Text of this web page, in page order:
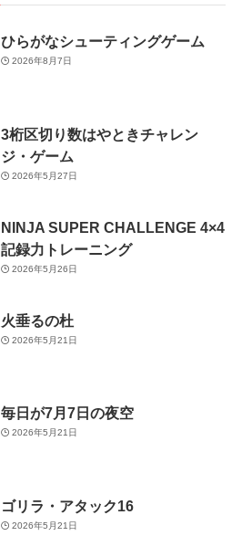
ひらがなシューティングゲーム
2026年8月7日
3桁区切り数はやときチャレン
ジ・ゲーム
2026年5月27日
NINJA SUPER CHALLENGE 4×4
記録力トレーニング
2026年5月26日
火垂るの杜
2026年5月21日
毎日が7月7日の夜空
2026年5月21日
ゴリラ・アタック16
2026年5月21日